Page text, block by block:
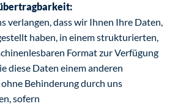
verlangen, dass wir Ihnen Ihre Daten,
haben, in einem strukturierten,
Format zur Verfügung
diese Daten einem anderen
Behinderung durch uns
sofern